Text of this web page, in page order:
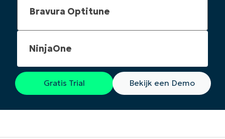
NinjaOne
Gratis Trial Bekijk een Demo